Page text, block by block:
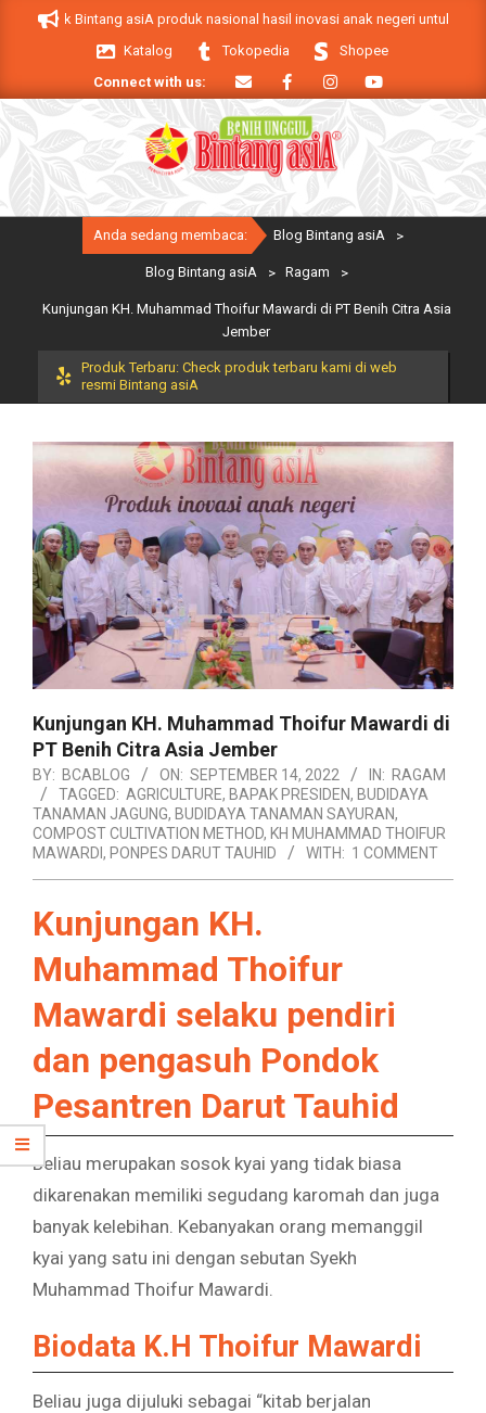
Bintang asiA produk nasional hasil inovasi anak negeri untuk
Katalog
Tokopedia
Shopee
Connect with us:
Primary
Anda sedang membaca: Blog Bintang asiA >
Blog Bintang asiA > Ragam >
Kunjungan KH. Muhammad Thoifur Mawardi di PT Benih Citra Asia
Jember
Produk Terbaru: Check produk terbaru kami di web
resmi Bintang asiA
Kunjungan KH. Muhammad Thoifur Mawardi di
PT Benih Citra Asia Jember
BY: BCABLOG ON: SEPTEMBER 14, 2022 IN: RAGAM
TAGGED: AGRICULTURE, BAPAK PRESIDEN, BUDIDAYA
TANAMAN JAGUNG, BUDIDAYA TANAMAN SAYURAN,
COMPOST CULTIVATION METHOD, KH MUHAMMAD THOIFUR
MAWARDI , PONPES DARUT TAUHID WITH: 1 COMMENT
Kunjungan KH.
Muhammad Thoifur
Mawardi selaku pendiri
dan pengasuh Pondok
Pesantren Darut Tauhid
Beliau merupakan sosok kyai yang tidak biasa
dikarenakan memiliki segudang karomah dan juga
banyak kelebihan. Kebanyakan orang memanggil
kyai yang satu ini dengan sebutan Syekh
Muhammad Thoifur Mawardi.
Biodata K.H Thoifur Mawardi
Beliau juga dijuluki sebagai “kitab berjalan